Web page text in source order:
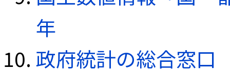
年
政府統計の総合窓口